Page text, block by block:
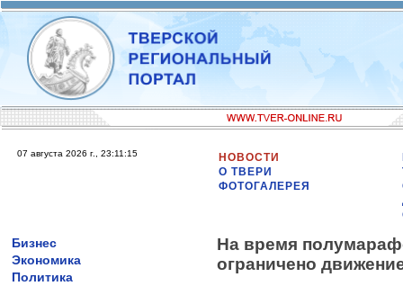
07 августа 2026 г., 23:11:15
НОВОСТИ
О ТВЕРИ
ФОТОГАЛЕРЕЯ
Бизнес
Экономика
Политика
На время
ограничено